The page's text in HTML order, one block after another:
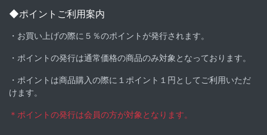
◆ポイントご利用案内
・お買い上げの際に５％のポイントが発行されます。
・ポイントの発行は通常価格の商品のみ対象となっております。
・ポイントは商品購入の際に１ポイント１円としてご利用いただ
けます。
＊ポイントの発行は会員の方が対象となります。